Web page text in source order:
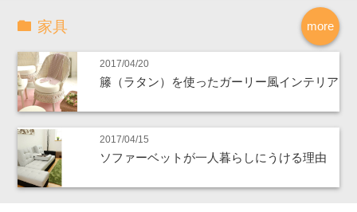
more
家具
2017/04/20
籐（ラタン）を使ったガーリー風インテリア
2017/04/15
ソファーベットが一人暮らしにうける理由